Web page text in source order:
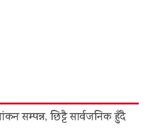
सम्पन्न, छिट्टै सार्वजनिक हुँदै